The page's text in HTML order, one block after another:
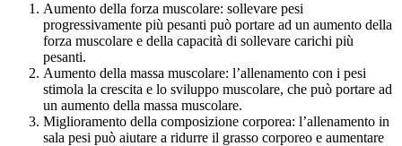
Aumento della forza muscolare: sollevare pesi
progressivamente più pesanti può portare ad un aumento della
forza muscolare e della capacità di sollevare carichi più
pesanti.
Aumento della massa muscolare: l’allenamento con i pesi
stimola la crescita e lo sviluppo muscolare, che può portare ad
un aumento della massa muscolare.
Miglioramento della composizione corporea: l’allenamento in
sala pesi può aiutare a ridurre il grasso corporeo e aumentare